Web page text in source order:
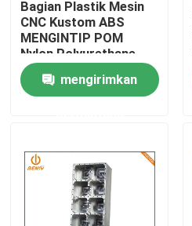
Hubungi kami
Berita
Suku Cadang EV
Bagian Mesin CNC
Bagian Plastik Mesin
CNC Kustom ABS
MENGINTIP POM
Nylon Polyurethane
Milling Machines Parts
mengirimkan